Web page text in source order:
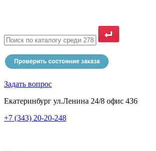
Задать вопрос
Екатеринбург ул.Ленина 24/8 офис 436
+7 (343) 20-20-248